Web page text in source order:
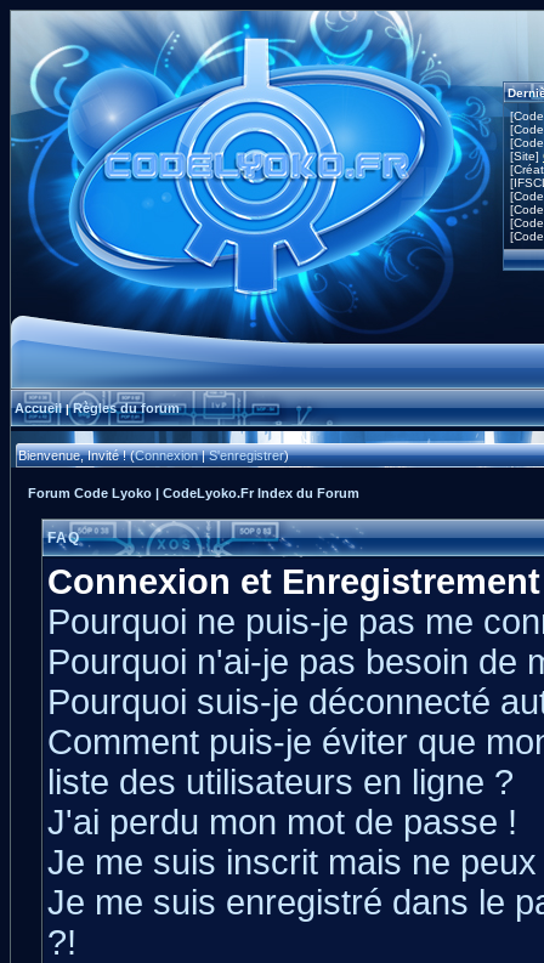
[Site]
Accueil|Règles du forum
Bienvenue, Invité ! (Connexion|S'enregistrer)
Forum Code Lyoko | CodeLyoko.Fr Index du Forum
FAQ
Connexion et Enregistrement
Pourquoi ne puis-je pas me
Pourquoi n'ai-je pas besoin de
Pourquoi suis-je déconnecté
Comment puis-je éviter que
liste des utilisateurs en ligne ?
J'ai perdu mon mot de passe !
Je me suis inscrit mais ne
Je me suis enregistré dans le
?!